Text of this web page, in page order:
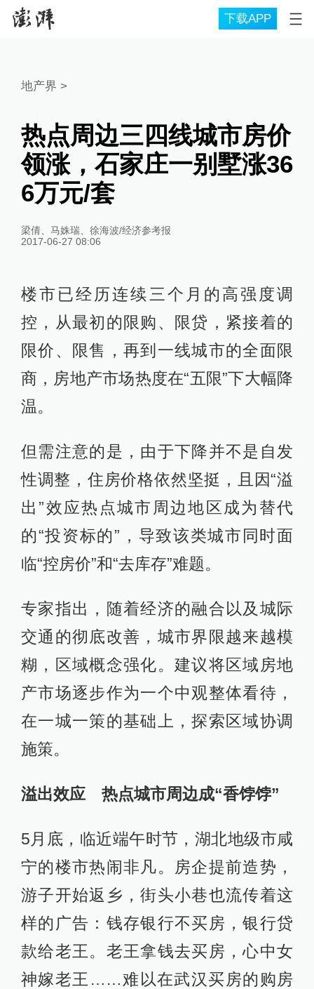
下载APP
地产界 >
热点周边三四线城市房价
领涨，石家庄一别墅涨36
6万元/套
梁倩、马姝瑞、徐海波/经济参考报
2017-06-27 08:06
楼市已经历连续三个月的高强度调
控，从最初的限购、限贷，紧接着的
限价、限售，再到一线城市的全面限
商，房地产市场热度在“五限”下大幅降
温。
但需注意的是，由于下降并不是自发
性调整，住房价格依然坚挺，且因“溢
出”效应热点城市周边地区成为替代
的“投资标的”，导致该类城市同时面
临“控房价”和“去库存”难题。
专家指出，随着经济的融合以及城际
交通的彻底改善，城市界限越来越模
糊，区域概念强化。建议将区域房地
产市场逐步作为一个中观整体看待，
在一城一策的基础上，探索区域协调
施策。
溢出效应 热点城市周边成“香饽饽”
5月底，临近端午时节，湖北地级市咸
宁的楼市热闹非凡。房企提前造势，
游子开始返乡，街头小巷也流传着这
样的广告：钱存银行不买房，银行贷
款给老王。老王拿钱去买房，心中女
神嫁老王……难以在武汉买房的购房